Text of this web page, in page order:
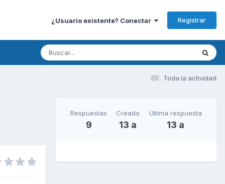
¿Usuario existente? Conectar Registrar
Toda la actividad
Respuestas
9
Creado
13 a
Última respuesta
13 a